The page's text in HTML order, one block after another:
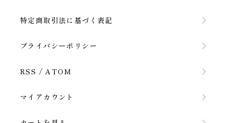
特定商取引法に基づく表記
プライバシーポリシー
RSS / ATOM
マイアカウント